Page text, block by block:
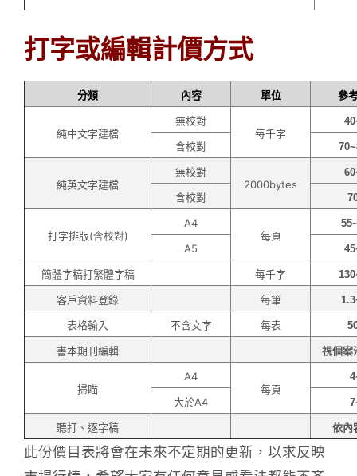
打字或編輯計價方式
分類 內容 單位 參
純中文字建檔
無校對
每千字
含校對
純英文字建檔
無校對
2000bytes
含校對
打字排版(含校對)
A4
每頁
A5
簡體字稿打繁體字稿 每千字
客戶資料登錄 每筆
表格輸入 不含文字 每表
書本期刊編輯 視個案
掃瞄
A4
每頁
大於A4
聽打、逐字稿 依內
此份價目表將會在未來不定期的更新，以求反映